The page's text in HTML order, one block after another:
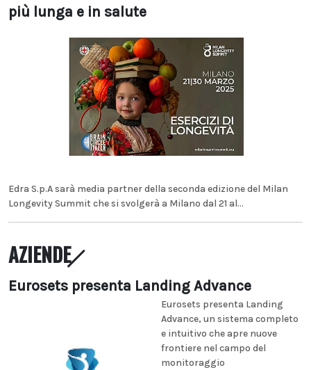
più lunga e in salute
Edra S.p.A sarà media partner della seconda edizione del Milan
Longevity Summit che si svolgerà a Milano dal 21 al...
AZIENDE
Eurosets presenta Landing Advance
Eurosets presenta Landing
Advance, un sistema completo
e intuitivo che apre nuove
frontiere nel campo del
monitoraggio